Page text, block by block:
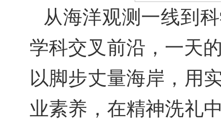
从海洋观测一线到
学科交叉前沿，一天
以脚步丈量海岸，用
业素养，在精神洗礼